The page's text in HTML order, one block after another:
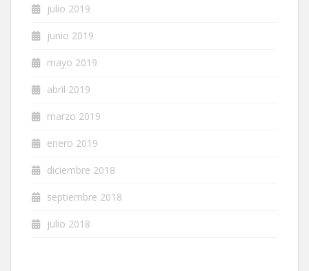
julio 2019
junio 2019
mayo 2019
abril 2019
marzo 2019
enero 2019
diciembre 2018
septiembre 2018
julio 2018